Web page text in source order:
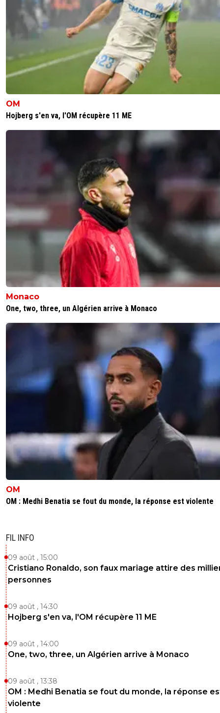
OM
Hojberg s'en va, l'OM récupère 11 ME
Monaco
One, two, three, un Algérien arrive à Monaco
OM
OM : Medhi Benatia se fout du monde, la réponse est violente
FIL INFO
09 août , 15:00
Cristiano Ronaldo, son faux mariage attire des
personnes
09 août , 14:30
Hojberg s'en va, l'OM récupère 11 ME
09 août , 14:00
One, two, three, un Algérien arrive à Monaco
09 août , 13:38
OM : Medhi Benatia se fout du monde, la réponse
violente